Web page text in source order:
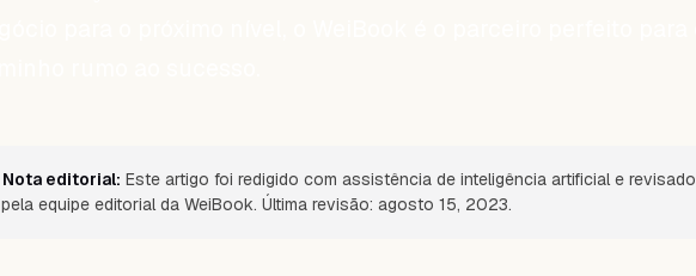
Nota editorial: Este artigo foi redigido com assistência de inteligência artificial e revisado
pela equipe editorial da WeiBook. Última revisão: agosto 15, 2023.